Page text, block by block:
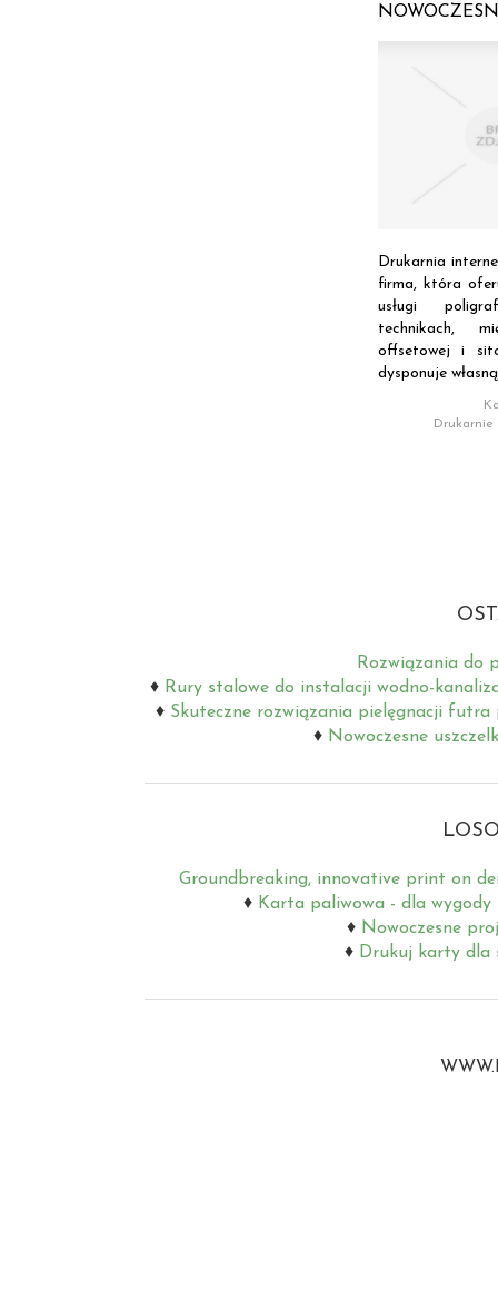
Drukarnia
firma, która
usługi
technikach,
offsetowej i
dysponuje
Drukarnie
Rozwiązania do
Rury stalowe do instalacji wodno-
Skuteczne rozwiązania pielęgnacji futra
Nowoczesne
Groundbreaking, innovative print on
Karta paliwowa - dla wygody
Nowoczesne
Drukuj karty dla